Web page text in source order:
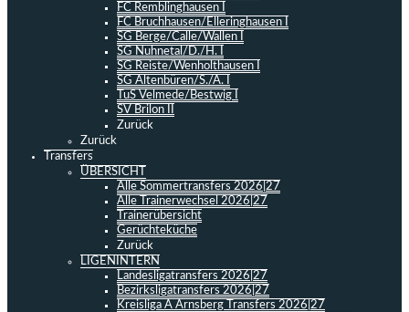
FC Remblinghausen I
FC Bruchhausen/Elleringhausen I
SG Berge/Calle/Wallen I
SG Nuhnetal/D./H. I
SG Reiste/Wenholthausen I
SG Altenbüren/S./A. I
TuS Velmede/Bestwig I
SV Brilon II
Zurück
Zurück
Transfers
ÜBERSICHT
Alle Sommertransfers 2026|27
Alle Trainerwechsel 2026|27
Trainerübersicht
Gerüchteküche
Zurück
LIGENINTERN
Landesligatransfers 2026|27
Bezirksligatransfers 2026|27
Kreisliga A Arnsberg Transfers 2026|27